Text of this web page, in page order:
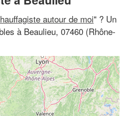
autour de moi" ? Un
à Beaulieu, 07460 (Rhône-